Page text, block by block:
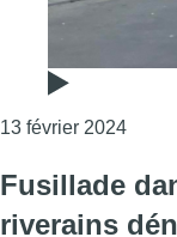
13 février 2024
Fusillade
riverains